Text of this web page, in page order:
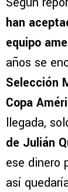
han
equipo
años se
Selección
Copa
llegada,
de Julián
ese dinero
así